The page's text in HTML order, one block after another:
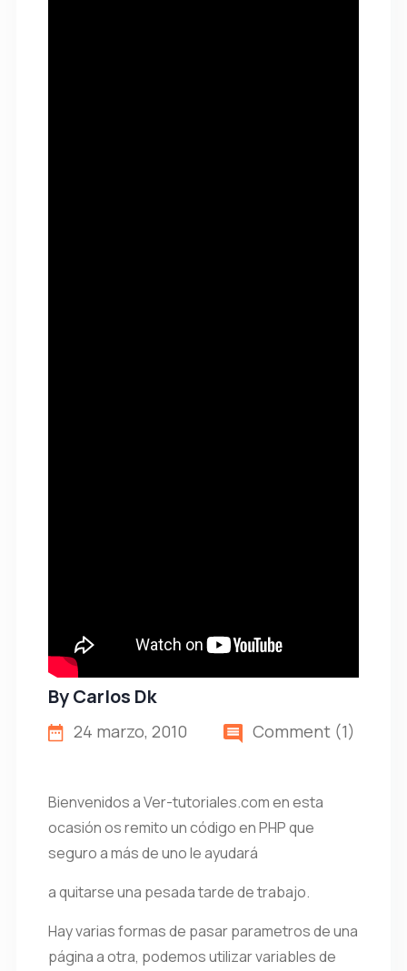
ByCarlos Dk
24 marzo, 2010 Comment (1)
Bienvenidos a Ver-tutoriales.com en esta
ocasión os remito un código en PHP que
seguro a más de uno le ayudará
a quitarse una pesada tarde de trabajo.
Hay varias formas de pasar parametros de una
página a otra, podemos utilizar variables de